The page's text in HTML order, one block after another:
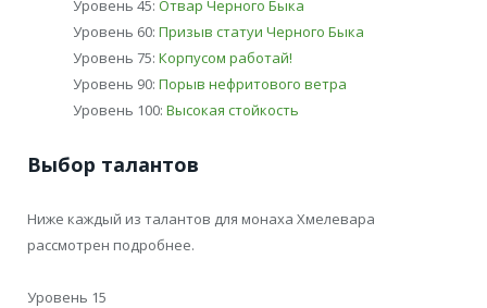
Уровень 45: Отвар Черного Быка
Уровень 60: Призыв статуи Черного Быка
Уровень 75: Корпусом работай!
Уровень 90: Порыв нефритового ветра
Уровень 100: Высокая стойкость
Выбор талантов
Ниже каждый из талантов для монаха Хмелевара
рассмотрен подробнее.
Уровень 15